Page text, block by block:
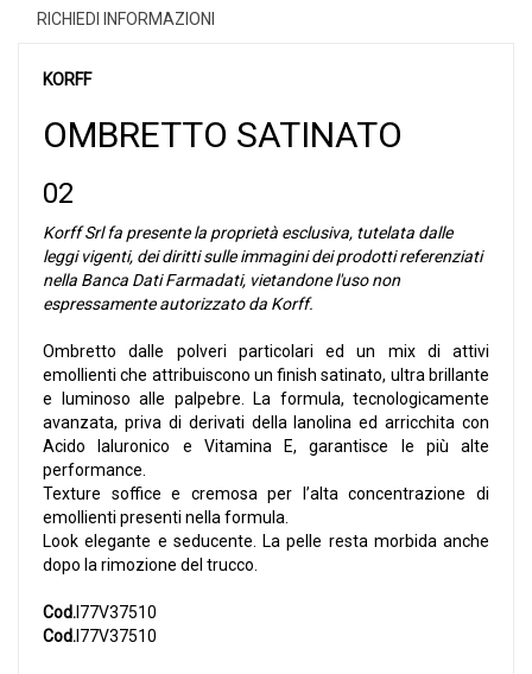
RICHIEDI INFORMAZIONI
KORFF
OMBRETTO SATINATO
02
Korff Srl fa presente la proprietà esclusiva, tutelata dalle
leggi vigenti, dei diritti sulle immagini dei prodotti referenziati
nella Banca Dati Farmadati, vietandone l'uso non
espressamente autorizzato da Korff.
Ombretto dalle polveri particolari ed un mix di attivi
emollienti che attribuiscono un finish satinato, ultra brillante
e luminoso alle palpebre. La formula, tecnologicamente
avanzata, priva di derivati della lanolina ed arricchita con
Acido Ialuronico e Vitamina E, garantisce le più alte
performance.
Texture soffice e cremosa per l’alta concentrazione di
emollienti presenti nella formula.
Look elegante e seducente. La pelle resta morbida anche
dopo la rimozione del trucco.
Cod. I77V37510
Cod. I77V37510